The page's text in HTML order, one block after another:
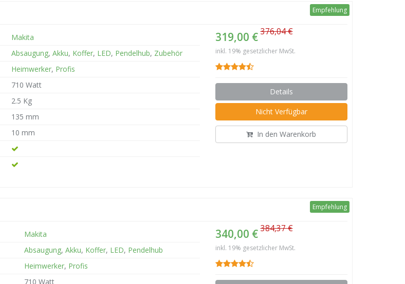
Empfehlung
319,00 €376,04 €
inkl. 19% gesetzlicher MwSt.
Details
Nicht Verfügbar
In den Warenkorb
Makita
Absaugung, Akku, Koffer, LED, Pendelhub, Zubehör
Heimwerker, Profis
710 Watt
2.5 Kg
135 mm
10 mm
Empfehlung
340,00 €384,37 €
inkl. 19% gesetzlicher MwSt.
Makita
Absaugung, Akku, Koffer, LED, Pendelhub
Heimwerker, Profis
710 Watt